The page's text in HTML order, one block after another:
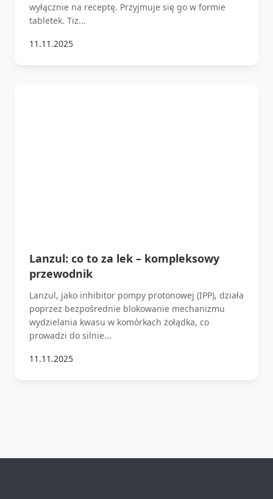
wyłącznie na receptę. Przyjmuje się go w formie
tabletek. Tiz...
11.11.2025
Lanzul: co to za lek – kompleksowy
przewodnik
Lanzul, jako inhibitor pompy protonowej (IPP), działa
poprzez bezpośrednie blokowanie mechanizmu
wydzielania kwasu w komórkach żołądka, co
prowadzi do silnie...
11.11.2025